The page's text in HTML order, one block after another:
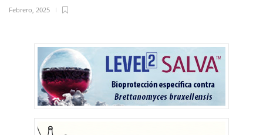
Febrero, 2025